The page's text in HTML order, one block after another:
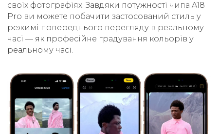
своїх фотографіях. Завдяки потужності чипа A18
Pro ви можете побачити застосований стиль у
режимі попереднього перегляду в реальному
часі — як професійне градування кольорів у
реальному часі.